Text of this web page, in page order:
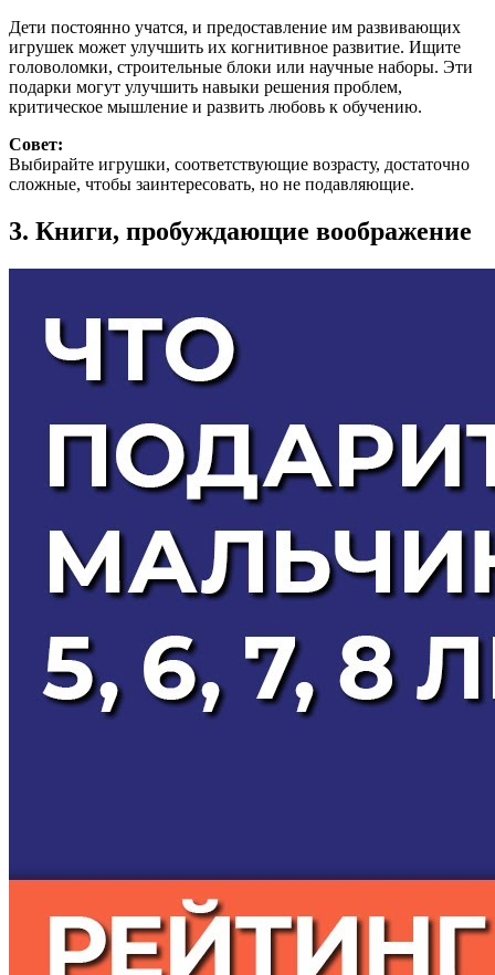
Дети постоянно учатся, и предоставление им развивающих
игрушек может улучшить их когнитивное развитие. Ищите
головоломки, строительные блоки или научные наборы. Эти
подарки могут улучшить навыки решения проблем,
критическое мышление и развить любовь к обучению.
Совет:
Выбирайте игрушки, соответствующие возрасту, достаточно
сложные, чтобы заинтересовать, но не подавляющие.
3. Книги, пробуждающие воображение